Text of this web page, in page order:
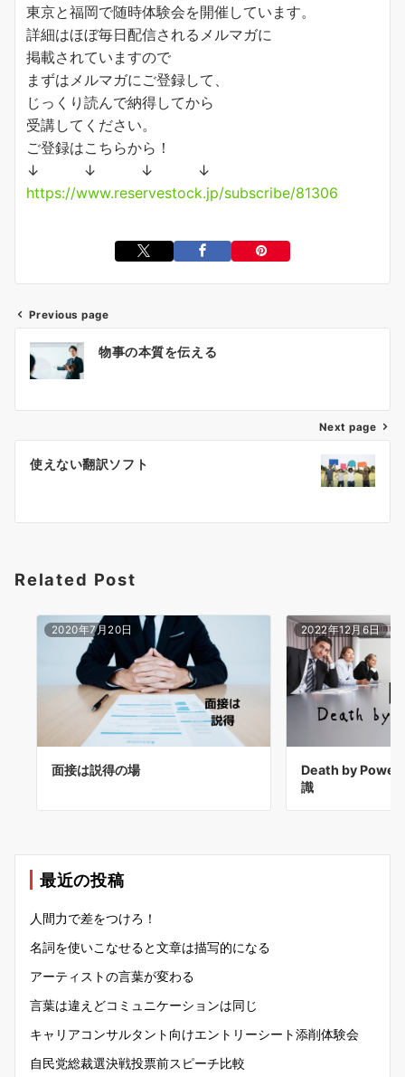
東京と福岡で随時体験会を開催しています。
詳細はほぼ毎日配信されるメルマガに
掲載されていますので
まずはメルマガにご登録して、
じっくり読んで納得してから
受講してください。
ご登録はこちらから！
↓ ↓ ↓ ↓
https://www.reservestock.jp/subscribe/81306
ビ
ン
Previous page
物事の本質を伝える
Next page
使えない翻訳ソフト
Related Post
2020年7月20日
面接は説得の場
2022年12月6日
Death by
識
最近の投稿
人間力で差をつけろ！
名詞を使いこなせると文章は描写的になる
アーティストの言葉が変わる
言葉は違えどコミュニケーションは同じ
キャリアコンサルタント向けエントリーシート添削体験会
自民党総裁選決戦投票前スピーチ比較